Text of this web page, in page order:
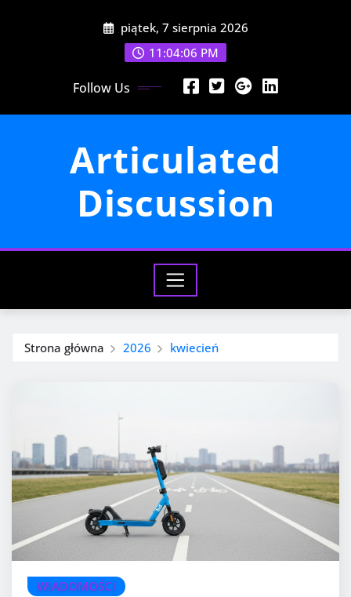
piątek, 7 sierpnia 2026
11:04:07 PM
Follow Us
Articulated
Discussion
Strona główna 2026 kwiecień
WIADOMOŚCI